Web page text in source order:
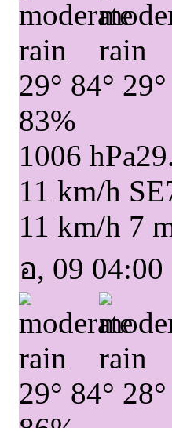
29° 84° 29°
83%
1006 hPa
11 km/h SE
11 km/h 7
อ, 09 04:00
29° 84° 28°